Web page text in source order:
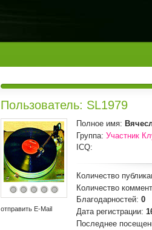
Пользователь: SL1979
отправить E-Mail
Полное имя:
Группа: Участник
ICQ:
Количество
Количество
Благодарностей: 0
Дата регистрации:
Последнее